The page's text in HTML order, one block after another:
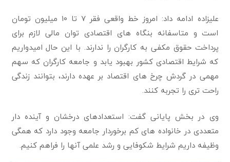
علیزاده ادامه داد: امروز خط واقعی فقر ۷ تا ۱۰ میلیون تومان
است و متاسفانه بنگاه های اقتصادی توان مالی لازم برای
پرداخت حقوق مکفی به کارگران را ندارند. با این حال امیدواریم
که شرایط اقتصادی کشور بهبود یابد و جامعه کارگران که سهم
مهمی در گردش چرخ های اقتصاد بر عهده دارند، بتوانند زندگی
راحت تری را تجربه کنند.
وی در بخش پایانی گفت: استعدادهای درخشان و آینده دار
متعددی در خانواده های کم برخوردار جامعه وجود دارد که همگی
وظیفه داریم شرایط شکوفایی و رشد علمی آنها را فراهم کنیم.